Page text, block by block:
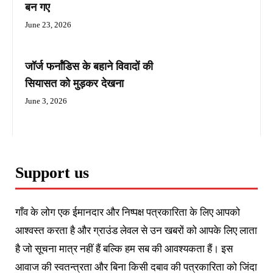
बन गए
June 23, 2026
जॉर्ज फर्नांडिस के बहाने विवादों की
सियासत को मुड़कर देखना
June 3, 2026
Support us
गाँव के लोग एक ईमानदार और निष्पक्ष पत्रकारिता के लिए आपको
आश्वस्त करता है और ग्राउंड लेवल से उन खबरों को आपके लिए लाता
है जो सूचना मात्र नहीं हैं बल्कि हम सब की आवश्यकता हैं। इस
आवाज की स्वतन्त्रता और बिना किसी दबाव की पत्रकारिता को जिंदा